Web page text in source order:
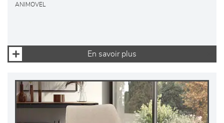
ANIMOVEL
En savoir plus